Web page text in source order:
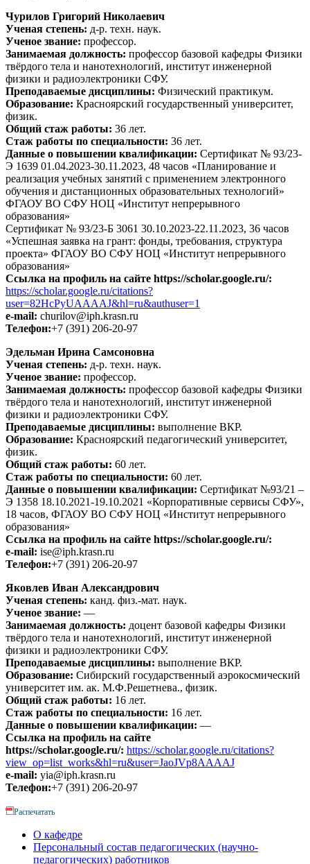
Чурилов Григорий Николаевич
Ученая степень: д-р. техн. наук.
Ученое звание: профессор.
Занимаемая должность: профессор базовой кафедры Физики
твёрдого тела и нанотехнологий, институт инженерной
физики и радиоэлектроники СФУ.
Преподаваемые дисциплины: Физический практикум.
Образование: Красноярский государственный университет,
физик.
Общий стаж работы: 36 лет.
Стаж работы по специальности: 36 лет.
Данные о повышении квалификации: Сертификат № 93/23-
Э 1639 01.04.2023-30.11.2023, 48 часов «Планирование и
реализация учебных занятий с применением электронного
обучения и дистанционных образовательных технологий»
ФГАОУ ВО СФУ НОЦ «Институт непрерывного
образования»
Сертификат № 93/23-Б 3061 30.10.2023-22.11.2023, 36 часов
«Успешная заявка на грант: фонды, требования, структура
проекта» ФГАОУ ВО СФУ НОЦ «Институт непрерывного
образования»
Ссылка на профиль на сайте https://scholar.google.ru/:
https://scholar.google.ru/citations?
user=82HcPyUAAAAJ&hl=ru&authuser=1
e-mail: churilov@iph.krasn.ru
Телефон:+7 (391) 206-20-97
Эдельман Ирина Самсоновна
Ученая степень: д-р. техн. наук.
Ученое звание: профессор.
Занимаемая должность: профессор базовой кафедры Физики
твёрдого тела и нанотехнологий, институт инженерной
физики и радиоэлектроники СФУ.
Преподаваемые дисциплины: выполнение ВКР.
Образование: Красноярский педагогический университет,
физик.
Общий стаж работы: 60 лет.
Стаж работы по специальности: 60 лет.
Данные о повышении квалификации: Сертификат №93/21 –
Э 1358 18.10.2021-19.10.2021 «Корпоративные сервисы СФУ»,
18 часов, ФГАОУ ВО СФУ НОЦ «Институт непрерывного
образования»
Ссылка на профиль на сайте https://scholar.google.ru/:
e-mail: ise@iph.krasn.ru
Телефон:+7 (391) 206-20-97
Яковлев Иван Александрович
Ученая степень: канд. физ.-мат. наук.
Ученое звание: —
Занимаемая должность: доцент базовой кафедры Физики
твёрдого тела и нанотехнологий, институт инженерной
физики и радиоэлектроники СФУ.
Преподаваемые дисциплины: выполнение ВКР.
Образование: Сибирский государственный аэрокосмический
университет им. ак. М.Ф.Решетнева., физик.
Общий стаж работы: 16 лет.
Стаж работы по специальности: 16 лет.
Данные о повышении квалификации: —
Ссылка на профиль на сайте
https://scholar.google.ru/: https://scholar.google.ru/citations?
view_op=list_works&hl=ru&user=JaoJVp8AAAAJ
e-mail: yia@iph.krasn.ru
Телефон:+7 (391) 206-20-97
Распечатать
О кафедре
Персональный состав педагогических (научно-
педагогических) работников